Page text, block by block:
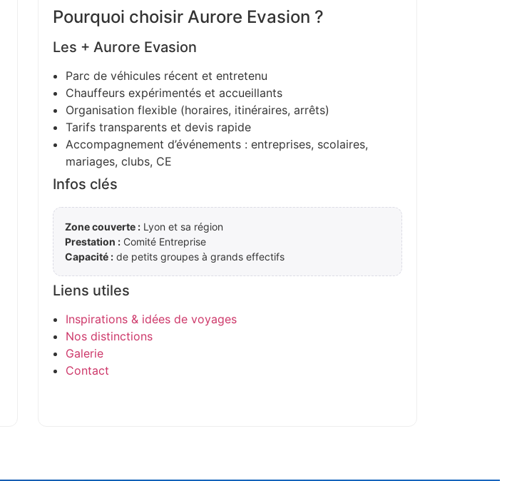
Pourquoi choisir Aurore Evasion ?
Les + Aurore Evasion
Parc de véhicules récent et entretenu
Chauffeurs expérimentés et accueillants
Organisation flexible (horaires, itinéraires, arrêts)
Tarifs transparents et devis rapide
Accompagnement d’événements : entreprises, scolaires,
mariages, clubs, CE
Infos clés
Zone couverte : Lyon et sa région
Prestation : Comité Entreprise
Capacité : de petits groupes à grands effectifs
Liens utiles
Inspirations & idées de voyages
Nos distinctions
Galerie
Contact